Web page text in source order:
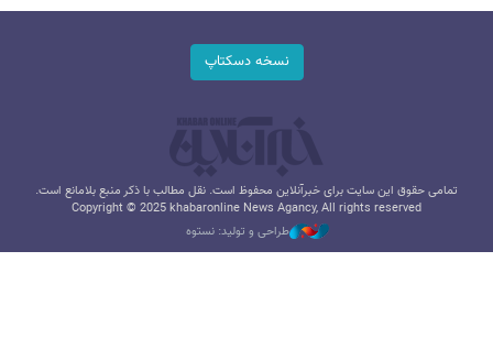
نسخه دسکتاپ
تمامی حقوق این سایت برای خبرآنلاین محفوظ است. نقل مطالب با ذکر منبع بلامانع است.
Copyright © 2025 khabaronline News Agancy, All rights reserved
طراحی و تولید: نستوه